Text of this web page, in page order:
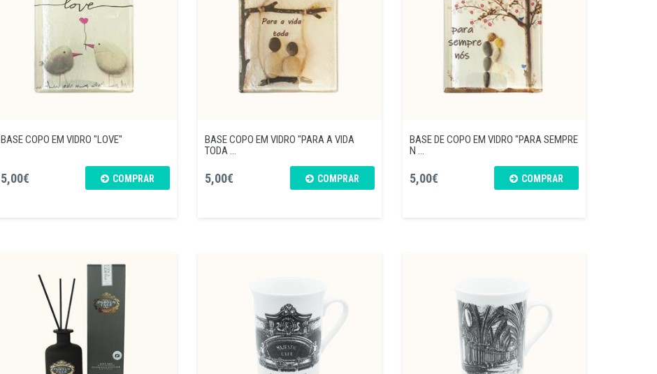
BASE COPO EM VIDRO "LOVE"
5,00€ COMPRAR
BASE COPO EM VIDRO "PARA A VIDA
TODA ...
5,00€ COMPRAR
BASE DE COPO EM VIDRO "PARA SEMPRE
N ...
5,00€ COMPRAR